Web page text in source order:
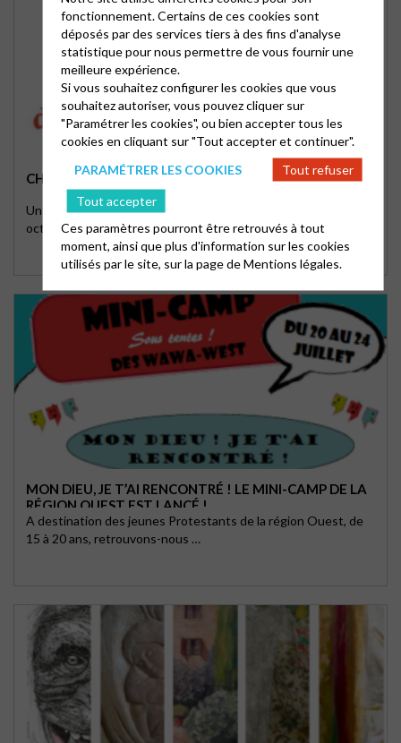
CHANTER LE NOTRE PERE
Un stage ouvert à tous pour chanter le Notre Père du 7 au 9
octobre 2016 à La Pommeraye (49)
MON DIEU, JE T’AI RENCONTRÉ ! LE MINI-CAMP DE LA
RÉGION OUEST EST LANCÉ !
A destination des jeunes Protestants de la région Ouest, de
15 à 20 ans, retrouvons-nous …
fonctionnement. Certains de ces cookies sont
déposés par des services tiers à des fins d'analyse
statistique pour nous permettre de vous fournir une
meilleure expérience.
Si vous souhaitez configurer les cookies que vous
souhaitez autoriser, vous pouvez cliquer sur
"Paramétrer les cookies", ou bien accepter tous les
cookies en cliquant sur "Tout accepter et continuer".
PARAMÉTRER LES COOKIES
Tout refuser
Tout accepter
Ces paramètres pourront être retrouvés à tout
moment, ainsi que plus d'information sur les cookies
utilisés par le site, sur la page deMentions légales.